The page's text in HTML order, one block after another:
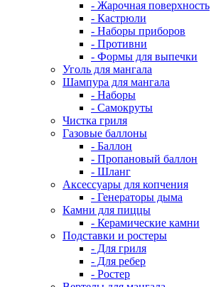
- Жарочная поверхность
- Кастрюли
- Наборы приборов
- Противни
- Формы для выпечки
Уголь для мангала
Шампура для мангала
- Наборы
- Самокруты
Чистка гриля
Газовые баллоны
- Баллон
- Пропановый баллон
- Шланг
Аксессуары для копчения
- Генераторы дыма
Камни для пиццы
- Керамические камни
Подставки и ростеры
- Для гриля
- Для ребер
- Ростер